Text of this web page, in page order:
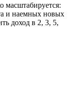
масштабируется:
и наемных новых
доход в 2, 3, 5,